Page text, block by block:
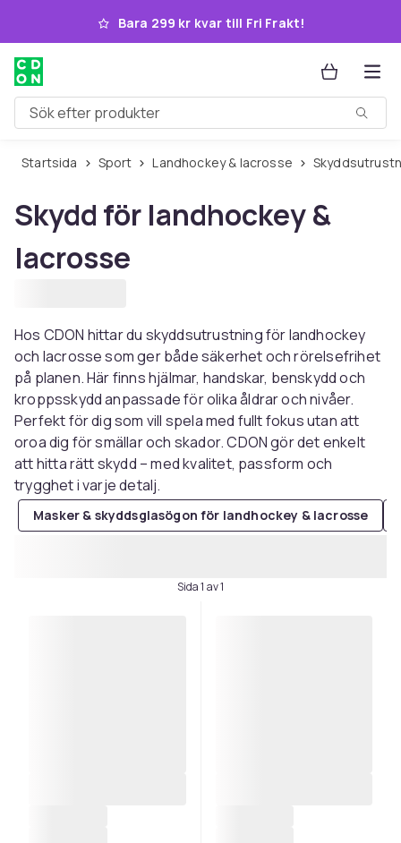
Hoppa till huvudinnehållet
Bara 299 kr kvar till Fri Frakt!
Sök efter produkter
Startsida Sport Landhockey & lacrosse
Skydd för landhockey &
lacrosse
Hos CDON hittar du skyddsutrustning för landhockey
och lacrosse som ger både säkerhet och rörelsefrihet
på planen. Här finns hjälmar, handskar, benskydd och
kroppsskydd anpassade för olika åldrar och nivåer.
Perfekt för dig som vill spela med fullt fokus utan att
oroa dig för smällar och skador. CDON gör det enkelt
att hitta rätt skydd – med kvalitet, passform och
trygghet i varje detalj.
Masker & skyddsglasögon för landhockey & lacrosse
Sida 1 av 1